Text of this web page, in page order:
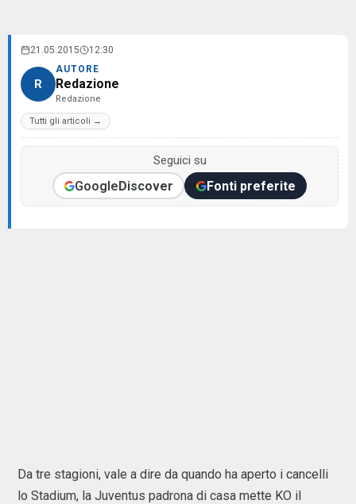
21.05.2015 12:30
R
AUTORE
Redazione
Redazione
Tutti gli articoli →
Seguici su
GoogleDiscover Fonti preferite
Da tre stagioni, vale a dire da quando ha aperto i cancelli
lo Stadium, la Juventus padrona di casa mette KO il